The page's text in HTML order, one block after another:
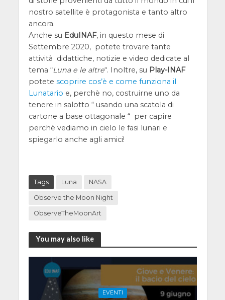
nostro satellite è protagonista e tanto altro
ancora.
Anche su EduINAF, in questo mese di
Settembre 2020, potete trovare tante
attività didattiche, notizie e video dedicate al
tema “Luna e le altre“. Inoltre, su Play-INAF
potete scoprire cos’è e come funziona il
Lunatario e, perchè no, costruirne uno da
tenere in salotto “ usando una scatola di
cartone a base ottagonale “ per capire
perchè vediamo in cielo le fasi lunari e
spiegarlo anche agli amici!
Tags Luna NASA
Observe the Moon Night
ObserveTheMoonArt
You may also like
EVENTI